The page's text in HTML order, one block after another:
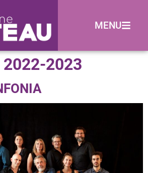
MENU
2022-2023